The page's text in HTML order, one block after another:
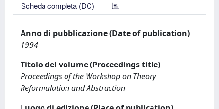
Scheda completa (DC)
Anno di pubblicazione (Date of publication)
1994
Titolo del volume (Proceedings title)
Proceedings of the Workshop on Theory
Reformulation and Abstraction